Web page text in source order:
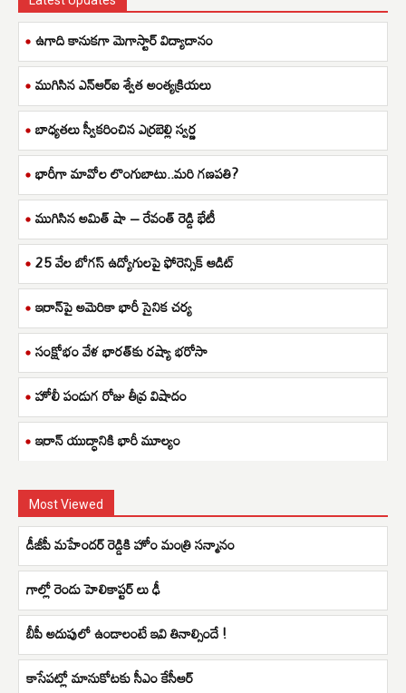
ఉగాది కానుకగా మెగాస్టార్ విద్యాదానం
ముగిసిన ఎన్ఆర్ఐ శ్వేత అంత్యక్రియలు
బాధ్యతలు స్వీకరించిన ఎర్రబెల్లి స్వర్ణ
భారీగా మావోల లొంగుబాటు..మరి గణపతి?
ముగిసిన అమిత్ షా – రేవంత్ రెడ్డి భేటీ
25 వేల బోగస్ ఉద్యోగులపై ఫోరెన్సిక్ ఆడిట్
ఇరాన్‌పై అమెరికా భారీ సైనిక చర్య
సంక్షోభం వేళ భారత్‌కు రష్యా భరోసా
హోలీ పండుగ రోజు తీవ్ర విషాదం
ఇరాన్ యుద్ధానికి భారీ మూల్యం
Most Viewed
డీజీపీ మహేందర్ రెడ్డికి హోం మంత్రి సన్మానం
గాల్లో రెండు హెలికాప్టర్ లు ఢీ
బీపీ అదుపులో ఉండాలంటే ఇవి తినాల్సిందే !
కాసేపట్లో మానుకోటకు సీఎం కేసీఆర్